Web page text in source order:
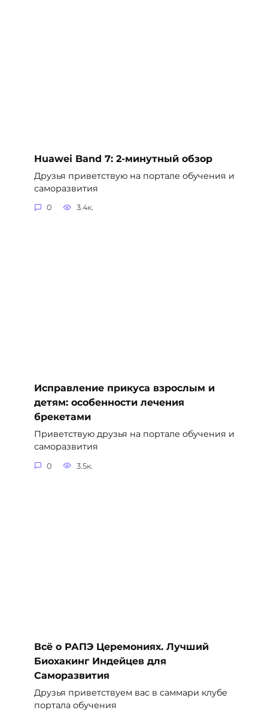
Huawei Band 7: 2-минутный обзор
Друзья приветствую на портале обучения и
саморазвития
0 3.4к.
Исправление прикуса взрослым и
детям: особенности лечения
брекетами
Приветствую друзья на портале обучения и
саморазвития
0 3.5к.
Всё о РАПЭ Церемониях. Лучший
Биохакинг Индейцев для
Саморазвития
Друзья приветствуем вас в саммари клубе
портала обучения